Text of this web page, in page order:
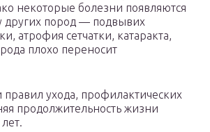
некоторые болезни появляются
других пород — подвывих
атрофия сетчатки, катаракта,
плохо переносит
ухода, профилактических
продолжительность жизни